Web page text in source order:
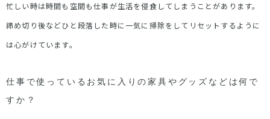
忙しい時は時間も空間も仕事が生活を侵食してしまうことがあります。
締め切り後などひと段落した時に一気に掃除をしてリセットするように
は心がけています。
仕事で使っているお気に入りの家具やグッズなどは何で
すか？